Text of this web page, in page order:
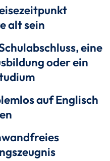
alt sein
eine
oder ein
auf Englisch